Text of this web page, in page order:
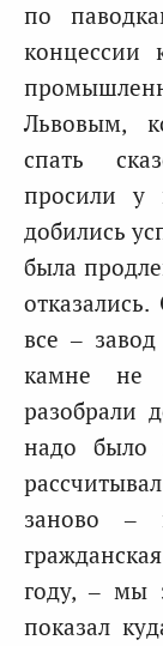
по
концессии
Львовым,
спать
просили у
добились
была
все –
камне не
разобрали
надо было
заново –
году, – мы
показал